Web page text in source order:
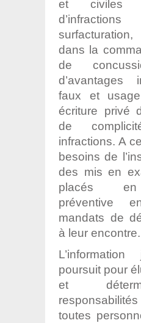
et civiles
dans la
de
d’avantages
faux et
écriture privé
de
infractions. A
besoins de
des mis en
placés en
préventive
mandats de
à leur encontre.
poursuit pour
et
toutes